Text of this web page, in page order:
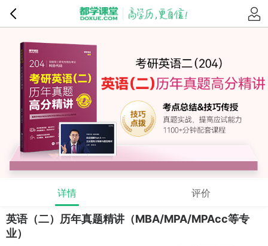
详情 评价
英语（二）历年真题精讲（MBA/MPA/MPAcc等专
业）